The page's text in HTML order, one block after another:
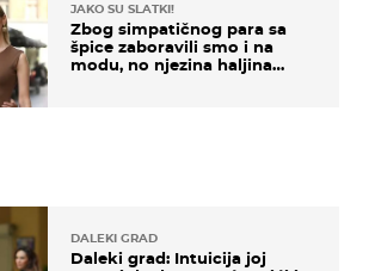
DALEKI GRAD
Daleki grad: Intuicija joj
JAKO SU SLATKI!
Zbog simpatičnog para sa
špice zaboravili smo i na
modu, no njezina haljina